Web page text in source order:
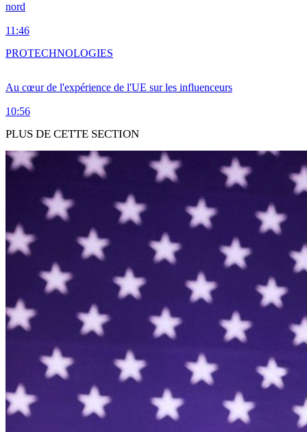
nord
11:46
Au cœur de l'expérience de l'UE sur les influenceurs
10:56
PROTECHNOLOGIES
PLUS DE CETTE SECTION